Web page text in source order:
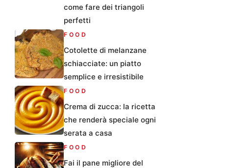
come fare dei triangoli
perfetti
FOOD
Cotolette di melanzane
schiacciate: un piatto
semplice e irresistibile
FOOD
Crema di zucca: la ricetta
che renderà speciale ogni
serata a casa
FOOD
Fai il pane migliore del